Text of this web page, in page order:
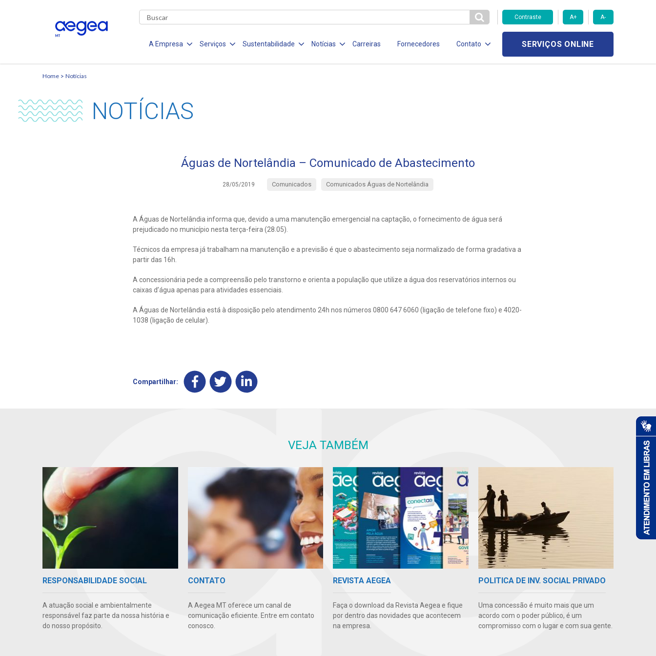
Contraste A+ A-
A Empresa Serviços Sustentabilidade Notícias Carreiras Fornecedores Contato SERVIÇOS ONLINE
Home Notícias
NOTÍCIAS
Águas de Nortelândia – Comunicado de Abastecimento
28/05/2019 Comunicados Comunicados Águas de Nortelândia
A Águas de Nortelândia informa que, devido a uma manutenção emergencial na captação, o fornecimento de água será
prejudicado no município nesta terça-feira (28.05).
Técnicos da empresa já trabalham na manutenção e a previsão é que o abastecimento seja normalizado de forma gradativa a
partir das 16h.
A concessionária pede a compreensão pelo transtorno e orienta a população que utilize a água dos reservatórios internos ou
caixas d’água apenas para atividades essenciais.
A Águas de Nortelândia está à disposição pelo atendimento 24h nos números 0800 647 6060 (ligação de telefone fixo) e 4020-
1038 (ligação de celular).
Compartilhar:
VEJA TAMBÉM
RESPONSABILIDADE SOCIAL
A atuação social e ambientalmente
responsável faz parte da nossa história e
do nosso propósito.
CONTATO
A Aegea MT oferece um canal de
comunicação eficiente. Entre em contato
conosco.
REVISTA AEGEA
Faça o download da Revista Aegea e fique
por dentro das novidades que acontecem
na empresa.
POLITICA DE INV. SOCIAL PRIVADO
Uma concessão é muito mais que um
acordo com o poder público, é um
compromisso com o lugar e com sua gente.